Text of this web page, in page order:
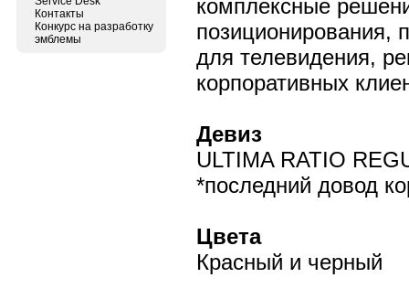
Контакты
Конкурс на разработку
эмблемы
комплексные
позиционирования,
для телевидения,
корпоративных
Девиз
ULTIMA RATIO
*последний довод
Цвета
Красный и черный